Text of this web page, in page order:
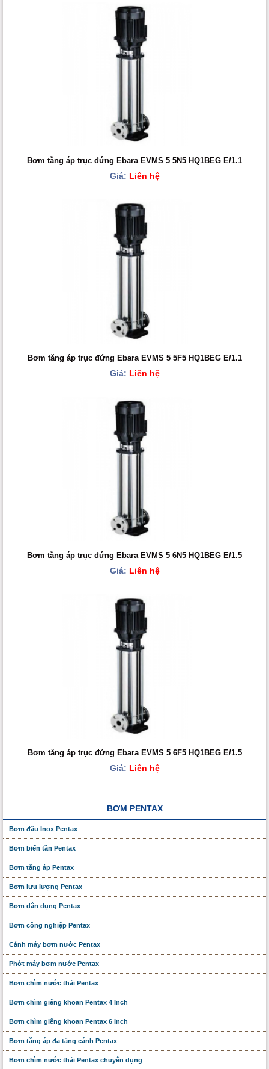
Bơm tăng áp trục đứng Ebara EVMS 5 5N5 HQ1BEG E/1.1
Giá: Liên hệ
Bơm tăng áp trục đứng Ebara EVMS 5 5F5 HQ1BEG E/1.1
Giá: Liên hệ
Bơm tăng áp trục đứng Ebara EVMS 5 6N5 HQ1BEG E/1.5
Giá: Liên hệ
Bơm tăng áp trục đứng Ebara EVMS 5 6F5 HQ1BEG E/1.5
Giá: Liên hệ
BƠM PENTAX
Bơm đầu Inox Pentax
Bơm biến tần Pentax
Bơm tăng áp Pentax
Bơm lưu lượng Pentax
Bơm dân dụng Pentax
Bơm công nghiệp Pentax
Cánh máy bơm nước Pentax
Phớt máy bơm nước Pentax
Bơm chìm nước thải Pentax
Bơm chìm giếng khoan Pentax 4 Inch
Bơm chìm giếng khoan Pentax 6 Inch
Bơm tăng áp đa tầng cánh Pentax
Bơm chìm nước thải Pentax chuyên dụng